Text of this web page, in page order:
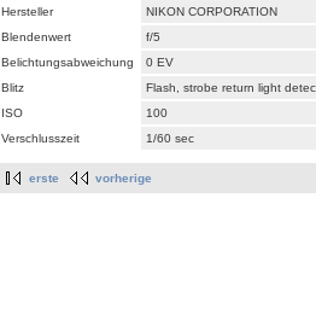
Hersteller
NIKON CORPORATION
Blendenwert
f/5
Belichtungsabweichung
0 EV
Blitz
Flash, strobe return light
ISO
100
Verschlusszeit
1/60 sec
erste vorherige